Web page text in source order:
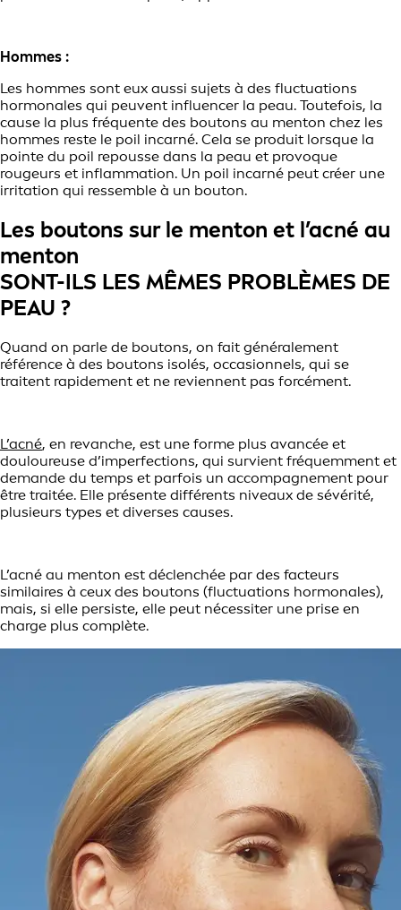
Hommes :
Les hommes sont eux aussi sujets à des fluctuations
hormonales qui peuvent influencer la peau. Toutefois, la
cause la plus fréquente des boutons au menton chez les
hommes reste le poil incarné. Cela se produit lorsque la
pointe du poil repousse dans la peau et provoque
rougeurs et inflammation. Un poil incarné peut créer une
irritation qui ressemble à un bouton.
Les boutons sur le menton et l’acné au
menton
SONT-ILS LES MÊMES PROBLÈMES DE
PEAU ?
Quand on parle de boutons, on fait généralement
référence à des boutons isolés, occasionnels, qui se
traitent rapidement et ne reviennent pas forcément.
L’acné, en revanche, est une forme plus avancée et
douloureuse d’imperfections, qui survient fréquemment et
demande du temps et parfois un accompagnement pour
être traitée. Elle présente différents niveaux de sévérité,
plusieurs types et diverses causes.
L’acné au menton est déclenchée par des facteurs
similaires à ceux des boutons (fluctuations hormonales),
mais, si elle persiste, elle peut nécessiter une prise en
charge plus complète.